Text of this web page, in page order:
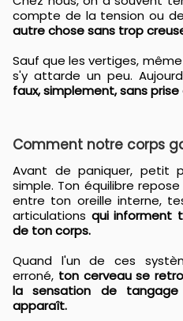
compte de la tension ou
autre chose sans trop
Sauf que les vertiges,
s'y attarde un peu.
faux, simplement, sans
Comment notre corps
Avant de paniquer, petit point technique en mode
simple. Ton équilibre
entre ton oreille interne,
articulations qui informent
de ton corps.
Quand l'un de ces
erroné, ton cerveau se
la sensation de
apparaît.